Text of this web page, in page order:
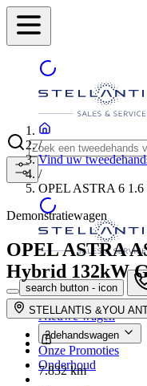
search button - icon
Nieuwe wagen
2dehandswagen
Onze Promoties
Onderhoud
/
Vind uw
/
OPEL ASTRA 6
Demonstratiewagen
OPEL ASTRA
Hybrid 132kW
STELLANTIS &YOU
7.832 km